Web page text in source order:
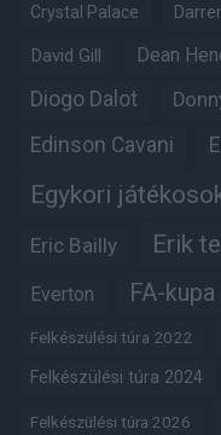
Crystal Palace
David Gill Dean
Diogo Dalot
Edinson Cavani
Egykori
Eric Bailly Erik
Everton FA-kupa
Felkészülési túra 2022
Felkészülési túra 2024
Felkészülési túra 2026